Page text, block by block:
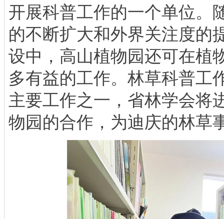
开展科普工作的一个单位。
的不断扩大和外界关注度的
设中，高山植物园还可在植
多有益的工作。林草科普工
主要工作之一，省林学会将
物园的合作，为迪庆的林草